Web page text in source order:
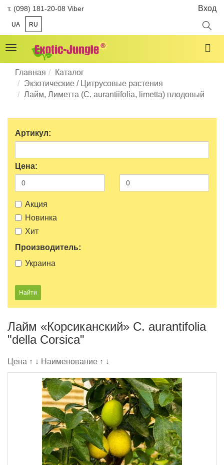
т. (098) 181-20-08 Viber
UA RU
Вход
Toggle
navigation
Главная
Каталог
Экзотические / Цитрусовые растения
Лайм, Лиметта (C. aurantiifolia, limetta) плодовый
Артикул:
Цена:
Акция
Новинка
Хит
Производитель:
Украина
Лайм «Корсиканский» C. aurantifolia
"della Corsica"
Цена ↑ ↓ Наименование ↑ ↓